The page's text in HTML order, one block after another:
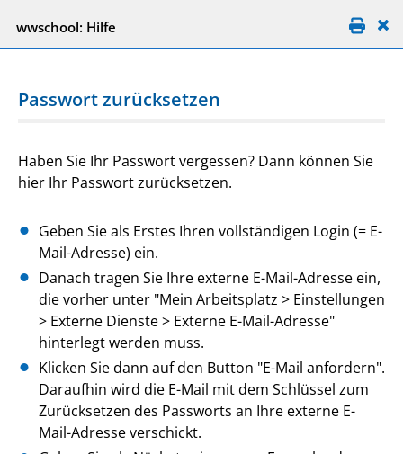
wwschool: Hilfe
Passwort zurücksetzen
Haben Sie Ihr Passwort vergessen? Dann können Sie
hier Ihr Passwort zurücksetzen.
Geben Sie als Erstes Ihren vollständigen Login (= E-
Mail-Adresse) ein.
Danach tragen Sie Ihre externe E-Mail-Adresse ein,
die vorher unter "Mein Arbeitsplatz > Einstellungen
> Externe Dienste > Externe E-Mail-Adresse"
hinterlegt werden muss.
Klicken Sie dann auf den Button "E-Mail anfordern".
Daraufhin wird die E-Mail mit dem Schlüssel zum
Zurücksetzen des Passworts an Ihre externe E-
Mail-Adresse verschickt.